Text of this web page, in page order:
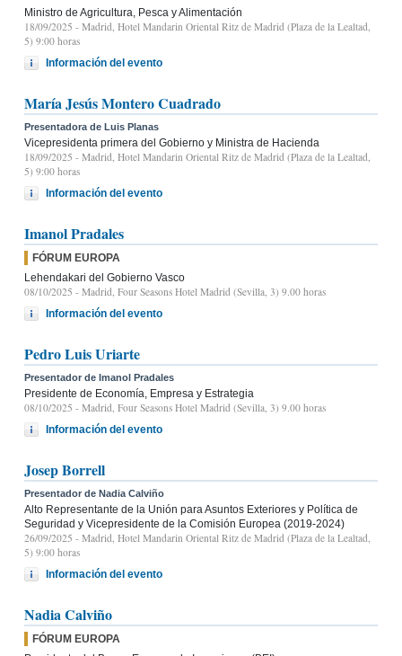
Ministro de Agricultura, Pesca y Alimentación
18/09/2025 - Madrid, Hotel Mandarin Oriental Ritz de Madrid (Plaza de la Lealtad,
5) 9:00 horas
Información del evento
María Jesús Montero Cuadrado
Presentadora de Luis Planas
Vicepresidenta primera del Gobierno y Ministra de Hacienda
18/09/2025 - Madrid, Hotel Mandarin Oriental Ritz de Madrid (Plaza de la Lealtad,
5) 9:00 horas
Información del evento
Imanol Pradales
FÓRUM EUROPA
Lehendakari del Gobierno Vasco
08/10/2025 - Madrid, Four Seasons Hotel Madrid (Sevilla, 3) 9.00 horas
Información del evento
Pedro Luis Uriarte
Presentador de Imanol Pradales
Presidente de Economía, Empresa y Estrategia
08/10/2025 - Madrid, Four Seasons Hotel Madrid (Sevilla, 3) 9.00 horas
Información del evento
Josep Borrell
Presentador de Nadia Calviño
Alto Representante de la Unión para Asuntos Exteriores y Política de
Seguridad y Vicepresidente de la Comisión Europea (2019-2024)
26/09/2025 - Madrid, Hotel Mandarin Oriental Ritz de Madrid (Plaza de la Lealtad,
5) 9:00 horas
Información del evento
Nadia Calviño
FÓRUM EUROPA